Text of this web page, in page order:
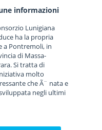
informazioni
Lunigiana
ha la propria
a Pontremoli, in
di Massa-
Si tratta di
molto
che Ã¨ nata e
negli ultimi